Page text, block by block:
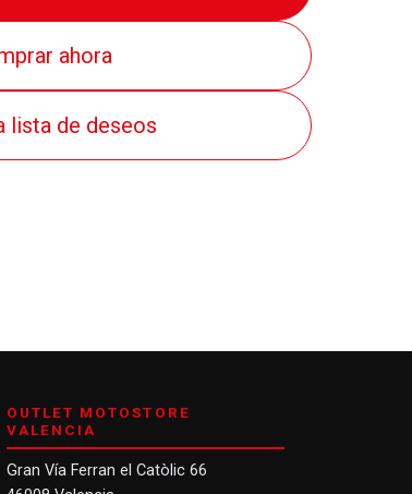
ahora
lista de deseos
OUTLET MOTOSTORE
VALENCIA
Gran Vía Ferran el Catòlic 66